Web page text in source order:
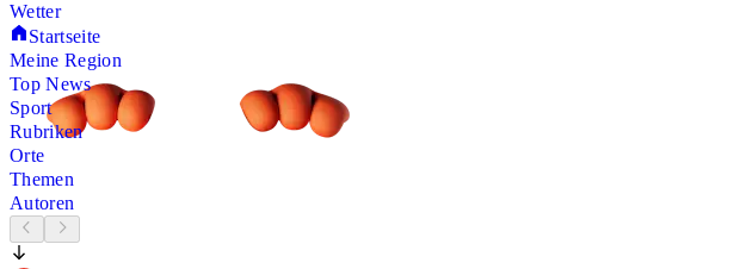
Wetter
Startseite
Meine Region
Top News
Sport
Rubriken
Orte
Themen
Autoren